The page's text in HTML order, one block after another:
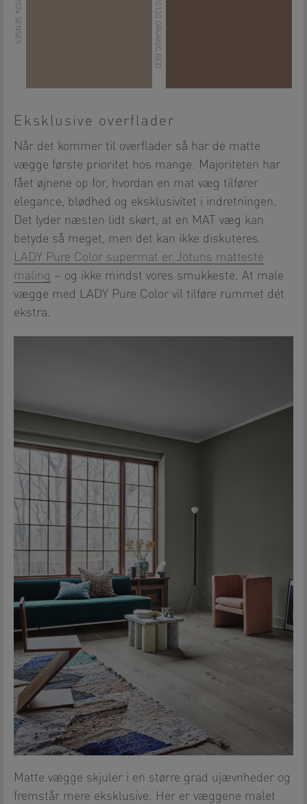
LADY 20120 ORGANIC RED
Eksklusive overflader
Når det kommer til overflader så har de matte
vægge første prioritet hos mange. Majoriteten har
fået øjnene op for, hvordan en mat væg tilfører
elegance, blødhed og eksklusivitet i indretningen.
Det lyder næsten lidt skørt, at en MAT væg kan
betyde så meget, men det kan ikke diskuteres.
LADY Pure Color supermat er Jotuns matteste
maling – og ikke mindst vores smukkeste. At male
vægge med LADY Pure Color vil tilføre rummet dét
ekstra.
Matte vægge skjuler i en større grad ujævnheder og
fremstår mere eksklusive. Her er væggene malet